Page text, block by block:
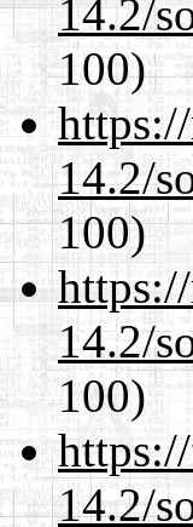
14.2/
100)
14.2/
100)
14.2/
100)
14.2/